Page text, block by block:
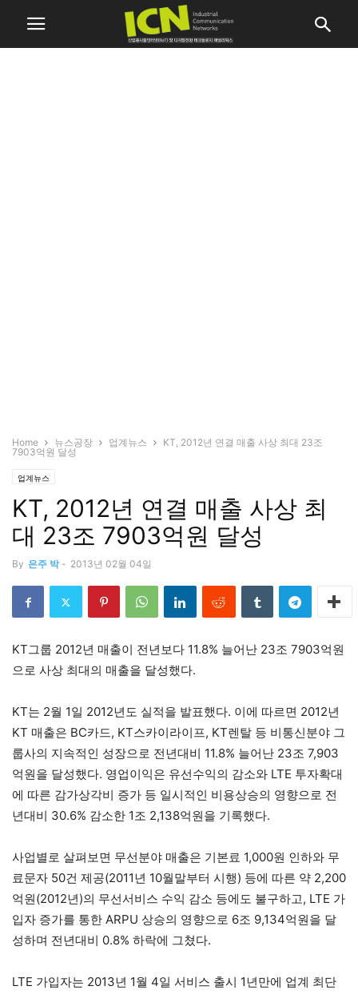
Home 뉴스공장 업계뉴스
KT, 2012년 연결 매출 사상 최대 23조
7903억원 달성
업계뉴스
KT, 2012년 연결 매출 사상 최
대 23조 7903억원 달성
By 은주 박 - 2013년 02월 04일
KT그룹 2012년 매출이 전년보다 11.8% 늘어난 23조 7903억원
으로 사상 최대의 매출을 달성했다.
KT는 2월 1일 2012년도 실적을 발표했다. 이에 따르면 2012년
KT 매출은 BC카드, KT스카이라이프, KT렌탈 등 비통신분야 그
룹사의 지속적인 성장으로 전년대비 11.8% 늘어난 23조 7,903
억원을 달성했다. 영업이익은 유선수익의 감소와 LTE 투자확대
에 따른 감가상각비 증가 등 일시적인 비용상승의 영향으로 전
년대비 30.6% 감소한 1조 2,138억원을 기록했다.
사업별로 살펴보면 무선분야 매출은 기본료 1,000원 인하와 무
료문자 50건 제공(2011년 10월말부터 시행) 등에 따른 약 2,200
억원(2012년)의 무선서비스 수익 감소 등에도 불구하고, LTE 가
입자 증가를 통한 ARPU 상승의 영향으로 6조 9,134억원을 달
성하며 전년대비 0.8% 하락에 그쳤다.
LTE 가입자는 2013년 1월 4일 서비스 출시 1년만에 업계 최단